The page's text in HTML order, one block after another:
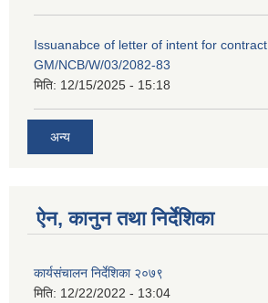
Issuanabce of letter of intent for contract
GM/NCB/W/03/2082-83
मिति: 12/15/2025 - 15:18
अन्य
ऐन, कानुन तथा निर्देशिका
कार्यसंचालन निर्देशिका २०७९
मिति: 12/22/2022 - 13:04